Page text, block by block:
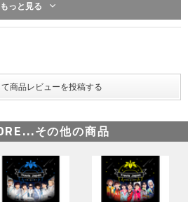
/中村/松倉＞
もっと見る
その他の商品